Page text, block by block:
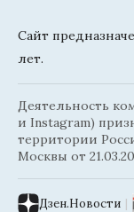
Сайт
лет.
Деятельность
и Instagram)
территории
Москвы от
Дзен.Новости |